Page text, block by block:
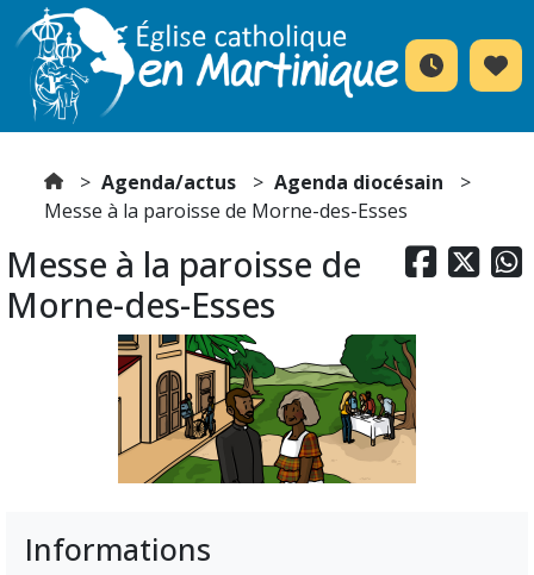
Agenda/actus
Agenda diocésain
Messe à la paroisse de Morne-des-Esses
  
Messe à la paroisse de
Morne-des-Esses
Informations